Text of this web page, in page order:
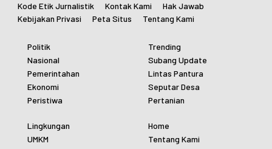
Kode Etik Jurnalistik Kontak Kami
Hak Jawab
Kebijakan Privasi
Peta Situs Tentang Kami
Politik
Nasional
Pemerintahan
Ekonomi
Peristiwa
Trending
Subang Update
Lintas Pantura
Seputar Desa
Pertanian
Lingkungan
UMKM
Home
Tentang Kami